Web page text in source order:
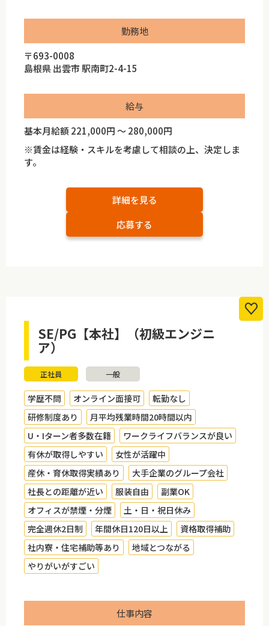
勤務地
〒693-0008
島根県 出雲市 駅南町2-4-15
給与
基本月給額 221,000円 ～ 280,000円
※賃金は経験・スキルを考慮して相談の上、決定しま
す。
詳細を見る
応募する
SE/PG【本社】（初級エンジニ
ア）
正社員 一般
学歴不問 オンライン面接可
転勤なし
研修制度あり
月平均残業時間20時間以内
U・Iターン者多数在籍
ワークライフバランスが良い
有休が取得しやすい
女性が活躍中
産休・育休取得実績あり
大手企業のグループ会社
社長との距離が近い
服装自由
副業OK
オフィスが禁煙・分煙
土・日・祝日休み
完全週休2日制
年間休日120日以上
資格取得補助
社内寮・住宅補助等あり
地域とつながる
やりがいがすごい
仕事内容